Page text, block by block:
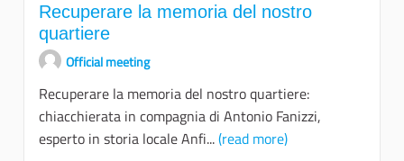
Recuperare la memoria del nostro
quartiere
Official meeting
Recuperare la memoria del nostro quartiere:
chiacchierata in compagnia di Antonio Fanizzi,
esperto in storia locale Anfi...(read more)